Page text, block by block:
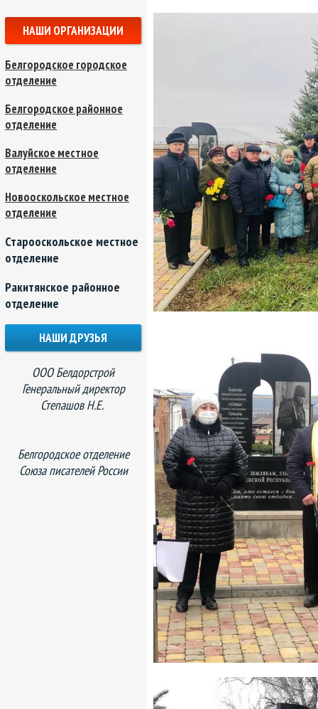
НАШИ ОРГАНИЗАЦИИ
Белгородское городское
отделение
Белгородское районное
отделение
Валуйское местное
отделение
Новооскольское местное
отделение
Старооскольское местное
отделение
Ракитянское районное
отделение
НАШИ ДРУЗЬЯ
ООО Белдорстрой
Генеральный директор
Степашов Н.Е.
Белгородское отделение
Союза писателей России